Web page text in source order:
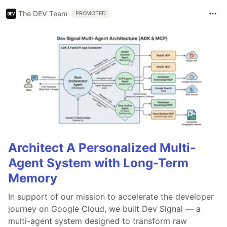
The DEV Team PROMOTED
Architect A Personalized Multi-
Agent System with Long-Term
Memory
In support of our mission to accelerate the developer
journey on Google Cloud, we built Dev Signal — a
multi-agent system designed to transform raw